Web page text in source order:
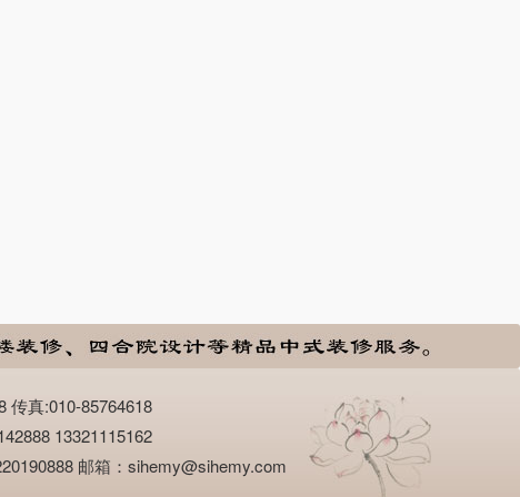
传真:010-85764618
13321115162
邮箱：sihemy@sihemy.com